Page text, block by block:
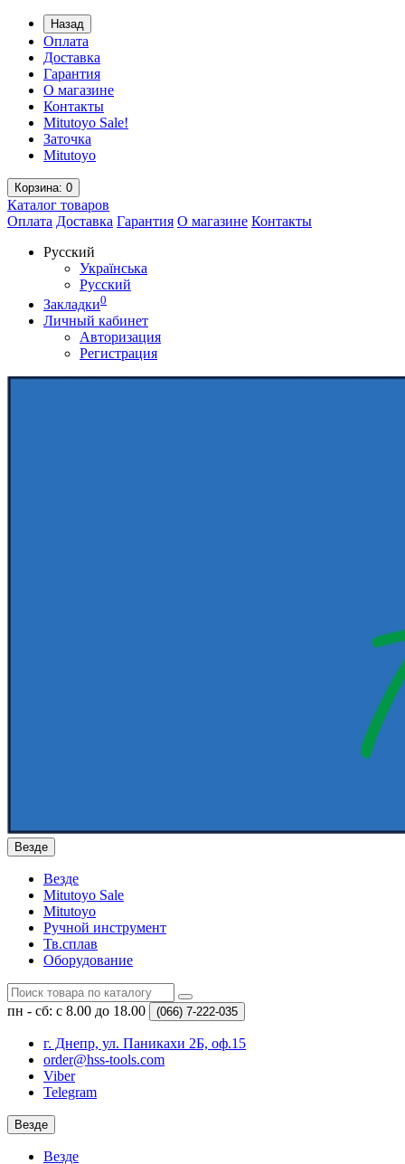
Назад
Оплата
Доставка
Гарантия
О магазине
Контакты
Mitutoyo Sale!
Заточка
Mitutoyo
Корзина: 0
Каталог товаров
Оплата Доставка Гарантия О магазине Контакты
Русский
Українська
Русский
Закладки0
Личный кабинет
Авторизация
Регистрация
Везде
Везде
Mitutoyo Sale
Mitutoyo
Ручной инструмент
Тв.сплав
Оборудование
пн - сб: с 8.00 до 18.00 (066) 7-222-035
г. Днепр, ул. Паникахи 2Б, оф.15
order@hss-tools.com
Viber
Telegram
Везде
Везде